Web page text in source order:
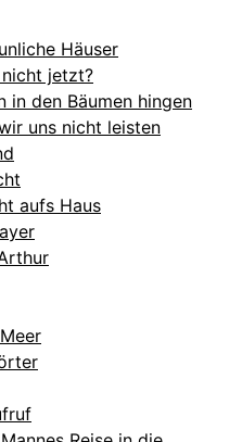
Häuser
nicht jetzt?
in den Bäumen hingen
uns nicht leisten
aufs Haus